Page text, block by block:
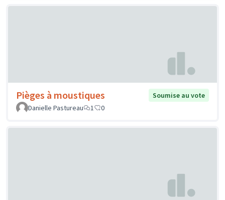
Pièges à moustiques
Soumise au vote
Danielle Pastureau
1 0